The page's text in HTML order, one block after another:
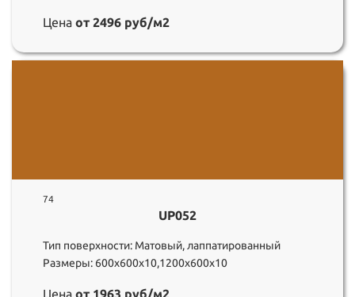
Цена от 2496 руб/м2
74
UP052
Тип поверхности: Матовый, лаппатированный
Размеры: 600х600х10,1200х600х10
Цена от 1963 руб/м2